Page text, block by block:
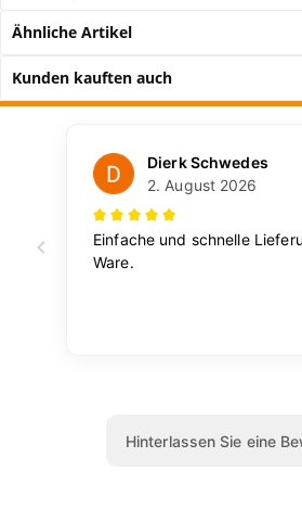
Ähnliche Artikel
Kunden kauften auch